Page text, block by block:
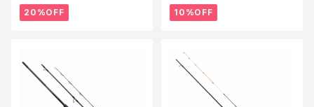
20%OFF 10%OFF